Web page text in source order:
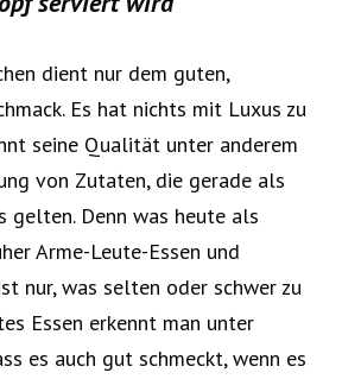
dient nur dem guten,
Es hat nichts mit Luxus zu
seine Qualität unter anderem
von Zutaten, die gerade als
gelten. Denn was heute als
Arme-Leute-Essen und
nur, was selten oder schwer zu
Essen erkennt man unter
es auch gut schmeckt, wenn es